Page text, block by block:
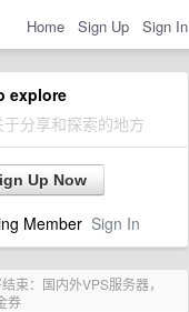
Home Sign Up Sign In
explore
分享和探索的地方
Up Now
Member Sign In
束：国内外VPS服务器，
券